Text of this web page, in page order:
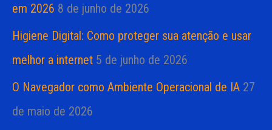
em 2026 8 de junho de 2026
Higiene Digital: Como proteger sua atenção e usar
melhor a internet 5 de junho de 2026
O Navegador como Ambiente Operacional de IA 27
de maio de 2026